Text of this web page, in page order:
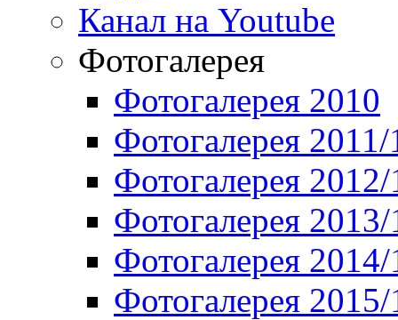
Канал на Youtube
Фотогалерея
Фотогалерея 2010
Фотогалерея 2011/
Фотогалерея
Фотогалерея
Фотогалерея
Фотогалерея